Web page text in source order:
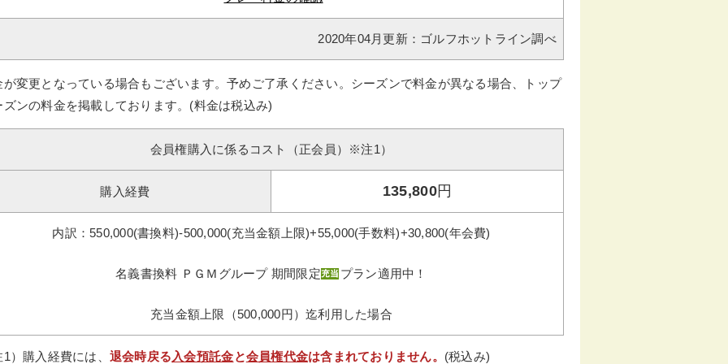
2020年04月更新：ゴルフホットライン調べ
が変更となっている場合もございます。予めご了承ください。シーズンで料金が異なる場合、トップ
ズンの料金を掲載しております。(料金は税込み)
会員権購入に係るコスト（正会員）※注1）
購入経費 135,800円
内訳：550,000(書換料)-500,000(充当金額上限)+55,000(手数料)+30,800(年会費)
名義書換料 ＰＧＭグループ 期間限定 プラン適用中！
充当金額上限（500,000円）迄利用した場合
）購入経費には、 退会時戻る 入会預託金と会員権代金は含まれておりません。 (税込み)